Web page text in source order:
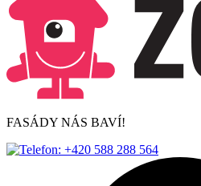
FASÁDY NÁS BAVÍ!